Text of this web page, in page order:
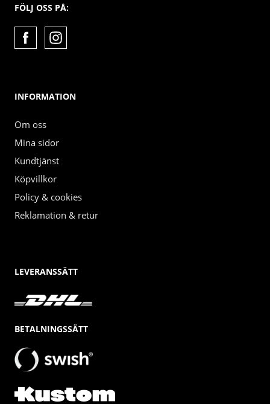
FÖLJ OSS PÅ:
INFORMATION
Om oss
Mina sidor
Kundtjänst
Köpvillkor
Policy & cookies
Reklamation & retur
LEVERANSSÄTT
BETALNINGSSÄTT